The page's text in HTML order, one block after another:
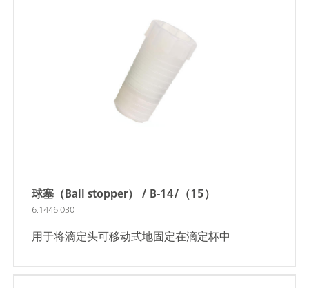
球塞（Ball stopper） / B-14/（15）
6.1446.030
用于将滴定头可移动式地固定在滴定杯中